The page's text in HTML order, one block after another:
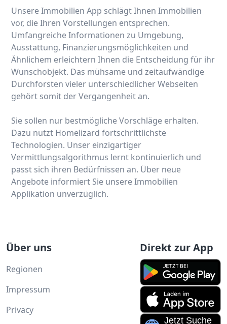
Unsere Immobilien App schlägt Ihnen Immobilien
vor, die Ihren Vorstellungen entsprechen.
Umfangreiche Informationen zu Umgebung,
Ausstattung, Finanzierungsmöglichkeiten und
Ähnlichem erleichtern Ihnen die Entscheidung für ihr
Wunschobjekt. Das mühsame und zeitaufwändige
Durchforsten vieler unterschiedlicher Webseiten
gehört somit der Vergangenheit an.
Sie sollen nur bestmögliche Vorschläge erhalten.
Dazu nutzt Homelizard fortschrittlichste
Technologien. Unser einzigartiger
Vermittlungsalgorithmus lernt kontinuierlich und
passt sich ihren Bedürfnissen an. Über neue
Angebote informiert Sie unsere Immobilien
Applikation unverzüglich.
Über uns
Regionen
Impressum
Privacy
Direkt zur App